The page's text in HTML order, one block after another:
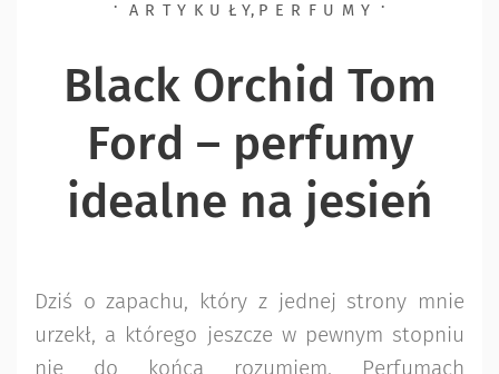
ARTYKUŁY, PERFUMY
Black Orchid Tom
Ford – perfumy
idealne na jesień
Dziś o zapachu, który z jednej strony mnie
urzekł, a którego jeszcze w pewnym stopniu
nie do końca rozumiem. Perfumach